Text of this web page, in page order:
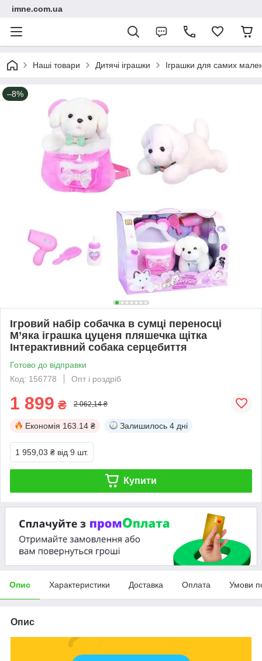
imne.com.ua
Наші товари Дитячі іграшки Іграшки для самих
–8%
Ігровий набір собачка в сумці переносці
М’яка іграшка цуценя пляшечка щітка
Інтерактивний собака серцебиття
Готово до відправки
Код: 156778
Опт і роздріб
1 899 ₴ 2 062,14 ₴
Економія 163.14 ₴ Залишилось 4 дні
1 959,03 ₴ від 9 шт.
Купити
Опис Характеристики Доставка Оплата Умови
Опис